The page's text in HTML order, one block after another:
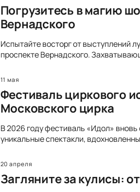
Погрузитесь в магию
Вернадского
Испытайте восторг от выступлений
проспекте Вернадского.
11 мая
Фестиваль циркового
Московского цирка
В 2026 году фестиваль «Идол»
уникальные спектакли,
20 апреля
Загляните за кулисы: